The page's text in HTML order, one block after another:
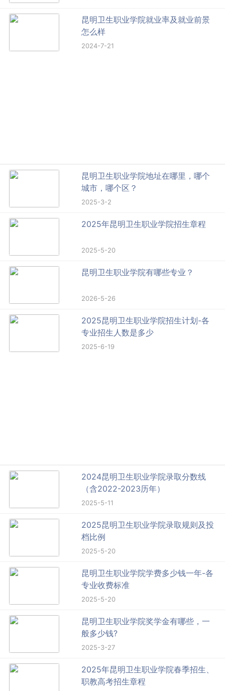
昆明卫生职业学院就业率及就业前景
怎么样
2024-7-21
昆明卫生职业学院地址在哪里，哪个
城市，哪个区？
2025-3-2
2025年昆明卫生职业学院招生章程
2025-5-20
昆明卫生职业学院有哪些专业？
2026-5-26
2025昆明卫生职业学院招生计划-各
专业招生人数是多少
2025-6-19
2024昆明卫生职业学院录取分数线
（含2022-2023历年）
2025-5-11
2025昆明卫生职业学院录取规则及投
档比例
2025-5-20
昆明卫生职业学院学费多少钱一年-各
专业收费标准
2025-5-20
昆明卫生职业学院奖学金有哪些，一
般多少钱?
2025-3-27
2025年昆明卫生职业学院春季招生、
职教高考招生章程